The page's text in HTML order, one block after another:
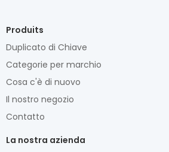
Produits
Duplicato di Chiave
Categorie per marchio
Cosa c'è di nuovo
Il nostro negozio
Contatto
La nostra azienda